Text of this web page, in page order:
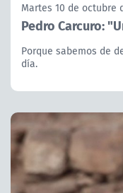
Martes 10 de octubre
Pedro Carcuro:
Porque sabemos de
día.